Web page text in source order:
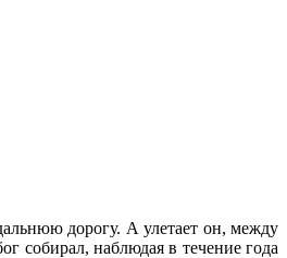
дорогу. А улетает он, между
собирал, наблюдая в течение года